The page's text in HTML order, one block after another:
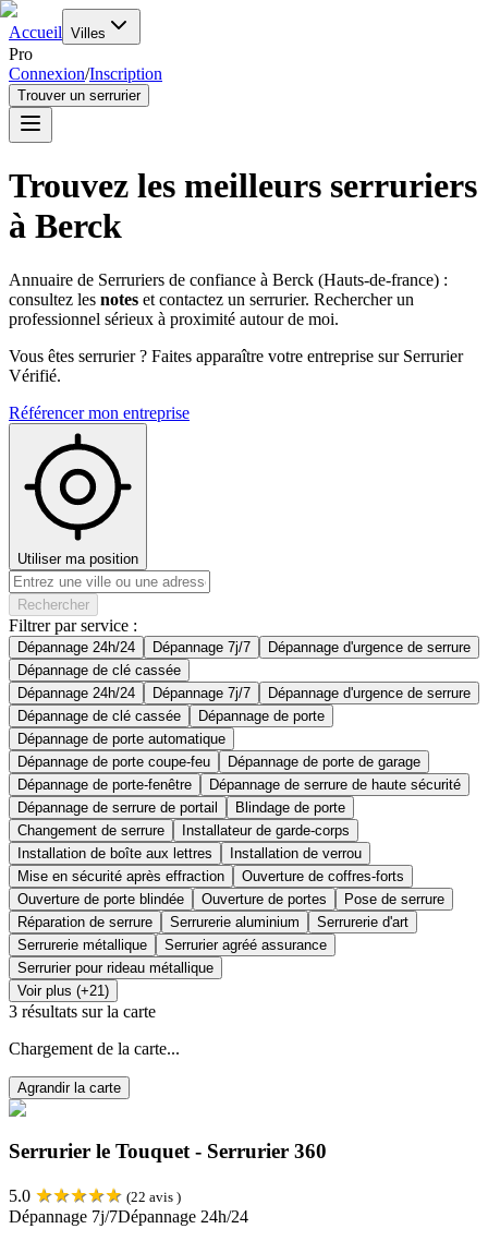
Accueil Villes
Pro
Connexion/Inscription
Trouver un serrurier
Trouvez les meilleurs serruriers
à Berck
Annuaire de Serruriers de confiance à Berck (Hauts-de-france) :
consultez les notes et contactez un serrurier. Rechercher un
professionnel sérieux à proximité autour de moi.
Vous êtes serrurier ? Faites apparaître votre entreprise sur Serrurier
Vérifié.
Référencer mon entreprise
Utiliser ma position
Rechercher
Filtrer par service :
Dépannage 24h/24 Dépannage 7j/7
Dépannage d'urgence de serrure
Dépannage de clé cassée
Dépannage 24h/24
Dépannage 7j/7
Dépannage d'urgence de serrure
Dépannage de clé cassée
Dépannage de porte
Dépannage de porte automatique
Dépannage de porte coupe-feu
Dépannage de porte de garage
Dépannage de porte-fenêtre
Dépannage de serrure de haute sécurité
Dépannage de serrure de portail
Blindage de porte
Changement de serrure
Installateur de garde-corps
Installation de boîte aux lettres
Installation de verrou
Mise en sécurité après effraction
Ouverture de coffres-forts
Ouverture de porte blindée
Ouverture de portes
Pose de serrure
Réparation de serrure
Serrurerie aluminium
Serrurerie d'art
Serrurerie métallique
Serrurier agréé assurance
Serrurier pour rideau métallique
Voir plus (+21)
3 résultats sur la carte
Chargement de la carte...
Agrandir la carte
Serrurier le Touquet - Serrurier 360
5.0 ★★★★★ (22 avis )
Dépannage 7j/7Dépannage 24h/24